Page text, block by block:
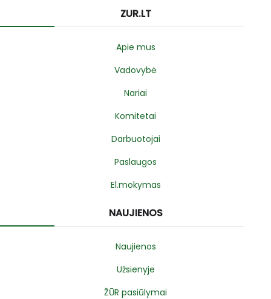
ZUR.LT
Apie mus
Vadovybė
Nariai
Komitetai
Darbuotojai
Paslaugos
El.mokymas
NAUJIENOS
Naujienos
Užsienyje
ŽŪR pasiūlymai